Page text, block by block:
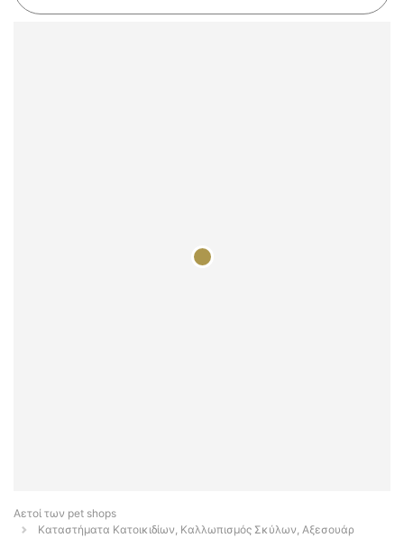
Αετοί των pet shops
Καταστήματα Κατοικιδίων, Καλλωπισμός Σκύλων, Αξεσουάρ